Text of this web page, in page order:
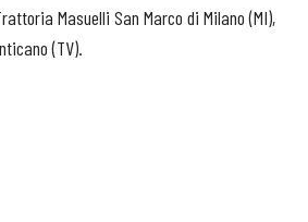
Masuelli San Marco di Milano (MI),
(TV).